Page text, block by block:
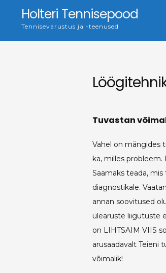
Holteri Tennisepood
Tennisevarustus ja -teenused
Tuvastan
Vahel on mängides
ka, milles
Saamaks teada,
diagnostikale.
annan soovitused
ülearuste liigutuste
on LIHTSAIM VIIS
arusaadavalt Teieni
võimalik!